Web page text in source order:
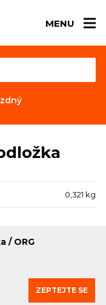
MENU
0,321 kg
/ ORG
ZEPTEJTE SE